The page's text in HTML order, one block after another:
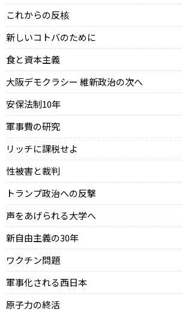
これからの反核
新しいコトバのために
食と資本主義
大阪デモクラシー 維新政治の次へ
安保法制10年
軍事費の研究
リッチに課税せよ
性被害と裁判
トランプ政治への反撃
声をあげられる大学へ
新自由主義の30年
ワクチン問題
軍事化される西日本
原子力の終活